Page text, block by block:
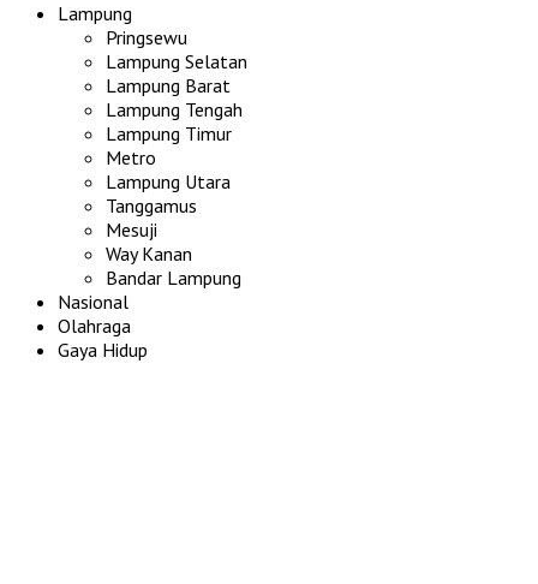
Lampung
Pringsewu
Lampung Selatan
Lampung Barat
Lampung Tengah
Lampung Timur
Metro
Lampung Utara
Tanggamus
Mesuji
Way Kanan
Bandar Lampung
Nasional
Olahraga
Gaya Hidup